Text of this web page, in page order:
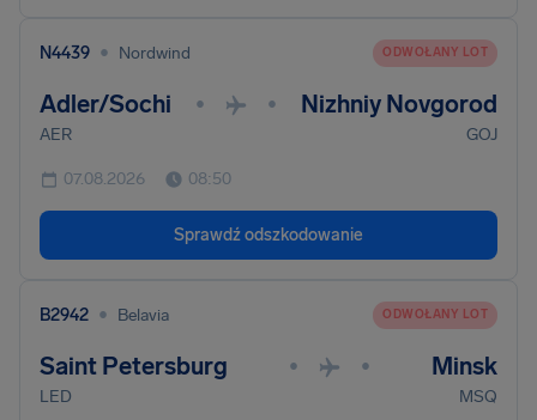
N4439 • Nordwind ODWOŁANY LOT
Adler/Sochi • • Nizhniy Novgorod
AER GOJ
07.08.2026 08:50
Sprawdź odszkodowanie
B2942 • Belavia ODWOŁANY LOT
Saint Petersburg • • Minsk
LED MSQ